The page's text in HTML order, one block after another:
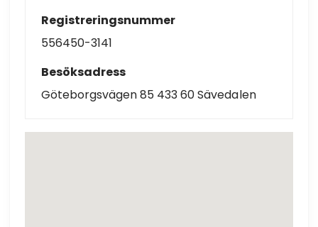
Registreringsnummer
556450-3141
Besöksadress
Göteborgsvägen 85 433 60 Sävedalen